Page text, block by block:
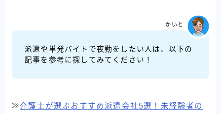
派遣や単発バイトで夜勤をしたい人は、以下の
記事を参考に探してみてください！
かいと
介護士が選ぶおすすめ派遣会社5選！未経験者の